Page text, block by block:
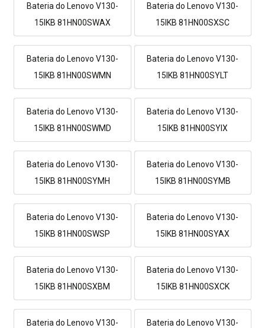
Bateria do Lenovo V130-
15IKB 81HN00SWAX
Bateria do Lenovo V130-
15IKB 81HN00SXSC
Bateria do Lenovo V130-
15IKB 81HN00SWMN
Bateria do Lenovo V130-
15IKB 81HN00SYLT
Bateria do Lenovo V130-
15IKB 81HN00SWMD
Bateria do Lenovo V130-
15IKB 81HN00SYIX
Bateria do Lenovo V130-
15IKB 81HN00SYMH
Bateria do Lenovo V130-
15IKB 81HN00SYMB
Bateria do Lenovo V130-
15IKB 81HN00SWSP
Bateria do Lenovo V130-
15IKB 81HN00SYAX
Bateria do Lenovo V130-
15IKB 81HN00SXBM
Bateria do Lenovo V130-
15IKB 81HN00SXCK
Bateria do Lenovo V130-
Bateria do Lenovo V130-